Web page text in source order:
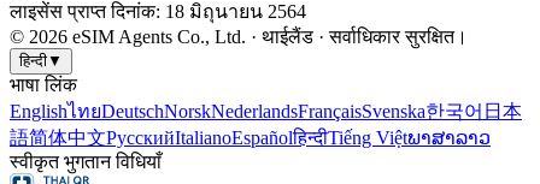
लाइसेंस प्राप्त दिनांक: 18 มิถุนายน 2564
© 2026 eSIM Agents Co., Ltd. · थाईलैंड ·सर्वाधिकार सुरक्षित।
हिन्दी▼
भाषा लिंक
EnglishไทยDeutschNorskNederlandsFrançaisSvenska한국어 日本
語简体中文РусскийItalianoEspañolहिन्दीTiếng Việtພາສາລາວ
स्वीकृत भुगतान विधियाँ